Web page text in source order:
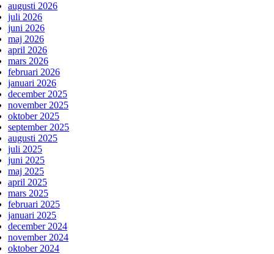
augusti 2026
juli 2026
juni 2026
maj 2026
april 2026
mars 2026
februari 2026
januari 2026
december 2025
november 2025
oktober 2025
september 2025
augusti 2025
juli 2025
juni 2025
maj 2025
april 2025
mars 2025
februari 2025
januari 2025
december 2024
november 2024
oktober 2024